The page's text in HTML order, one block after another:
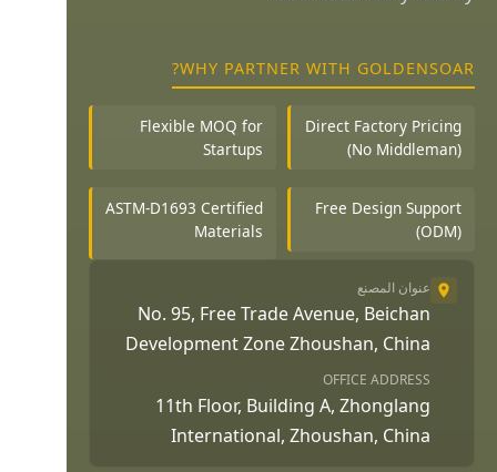
WHY PARTNER WITH GOLDENSOAR?
Direct Factory Pricing
(No Middleman)
Flexible MOQ for
Startups
Free Design Support
(ODM)
ASTM-D1693 Certified
Materials
عنوان المصنع
No. 95, Free Trade Avenue, Beichan
Development Zone Zhoushan, China
OFFICE ADDRESS
11th Floor, Building A, Zhonglang
International, Zhoushan, China